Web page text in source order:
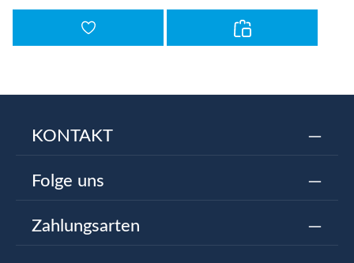
KONTAKT
Folge uns
Zahlungsarten